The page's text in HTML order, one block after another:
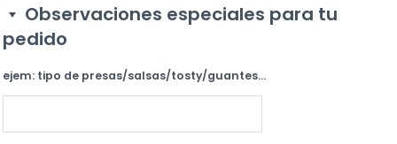
Observaciones especiales para tu
pedido
ejem: tipo de presas/salsas/tosty/guantes...